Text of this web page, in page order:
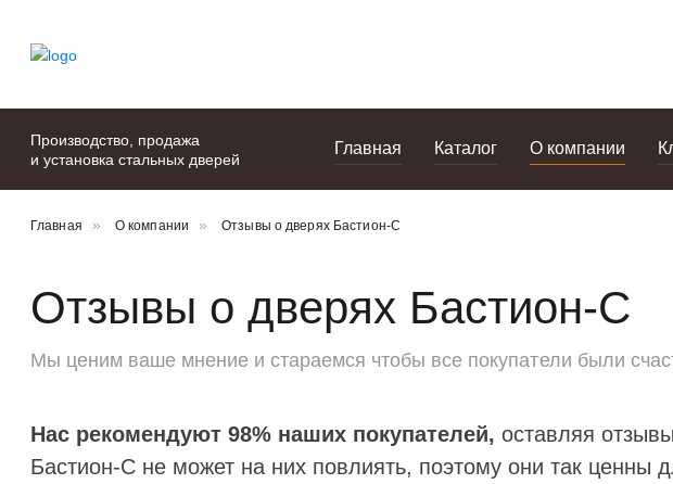
Производство, продажа
и установка стальных дверей
Главная Каталог О компании
Главная О компании Отзывы о дверях Бастион-С
Отзывы о дверях Бастион-С
Мы ценим ваше мнение и стараемся чтобы все покупатели были
Нас рекомендуют 98% наших покупателей, оставляя
Бастион-С не может на них повлиять, поэтому они так ценны